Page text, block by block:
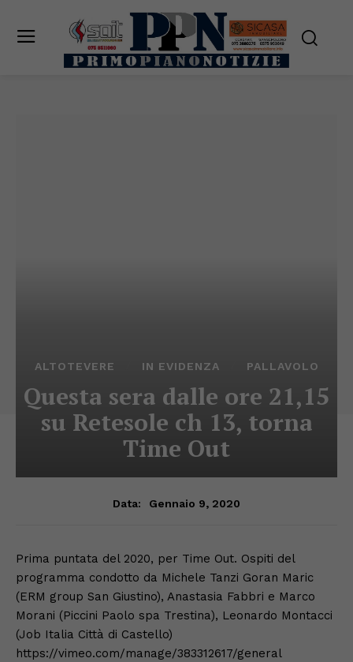
ALTOTEVERE IN EVIDENZA PALLAVOLO
Questa sera dalle ore 21,15
su Retesole ch 13, torna
Time Out
Data: Gennaio 9, 2020
Prima puntata del 2020, per Time Out. Ospiti del
programma condotto da Michele Tanzi Goran Maric
(ERM group San Giustino), Anastasia Fabbri e Marco
Morani (Piccini Paolo spa Trestina), Leonardo Montacci
(Job Italia Città di Castello)
https://vimeo.com/manage/383312617/general